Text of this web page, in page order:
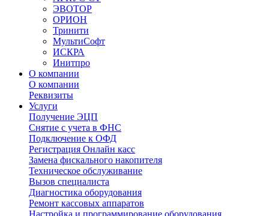
ЭВОТОР
ОРИОН
Тринити
МультиСофт
ИСКРА
Инитпро
О компании
О компании
Реквизиты
Услуги
Получение ЭЦП
Снятие с учета в ФНС
Подключение к ОФД
Регистрация Онлайн касс
Замена фискального накопителя
Техническое обслуживание
Вызов специалиста
Диагностика оборудования
Ремонт кассовых аппаратов
Настройка и программирование оборудования